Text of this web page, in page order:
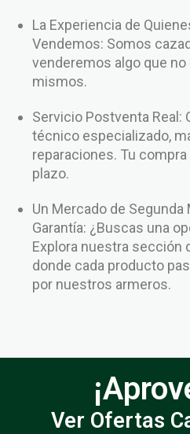
La Experiencia de
Vendemos: Somos
venderemos algo que
mismos.
Servicio Postventa
técnico especializado,
reparaciones. Tu
plazo.
Un Mercado de Segunda
Garantía: ¿Buscas una
Explora nuestra sección
donde cada producto
por nuestros armeros.
Ver Ofertas